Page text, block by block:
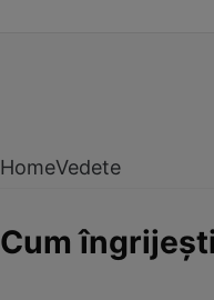
HomeVedete
Cum